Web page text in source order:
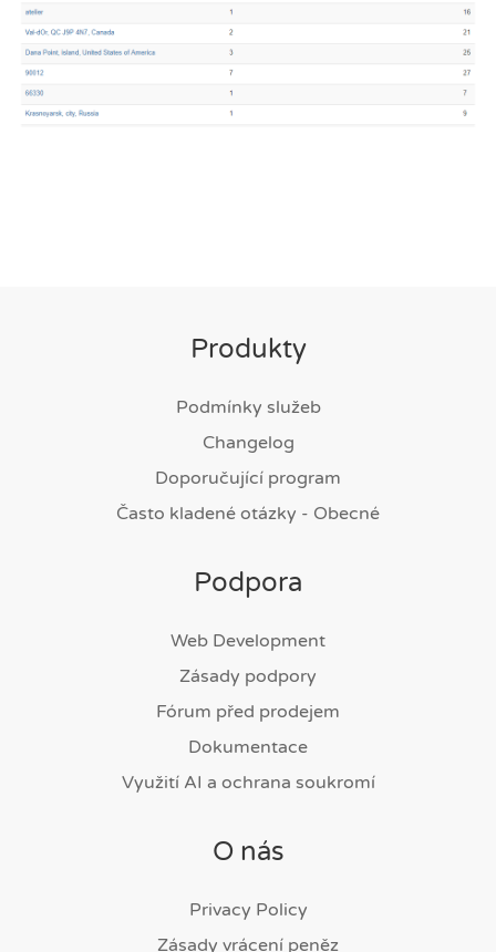
Produkty
Podmínky služeb
Changelog
Doporučující program
Často kladené otázky - Obecné
Podpora
Web Development
Zásady podpory
Fórum před prodejem
Dokumentace
Využití AI a ochrana soukromí
O nás
Privacy Policy
Zásady vrácení peněz